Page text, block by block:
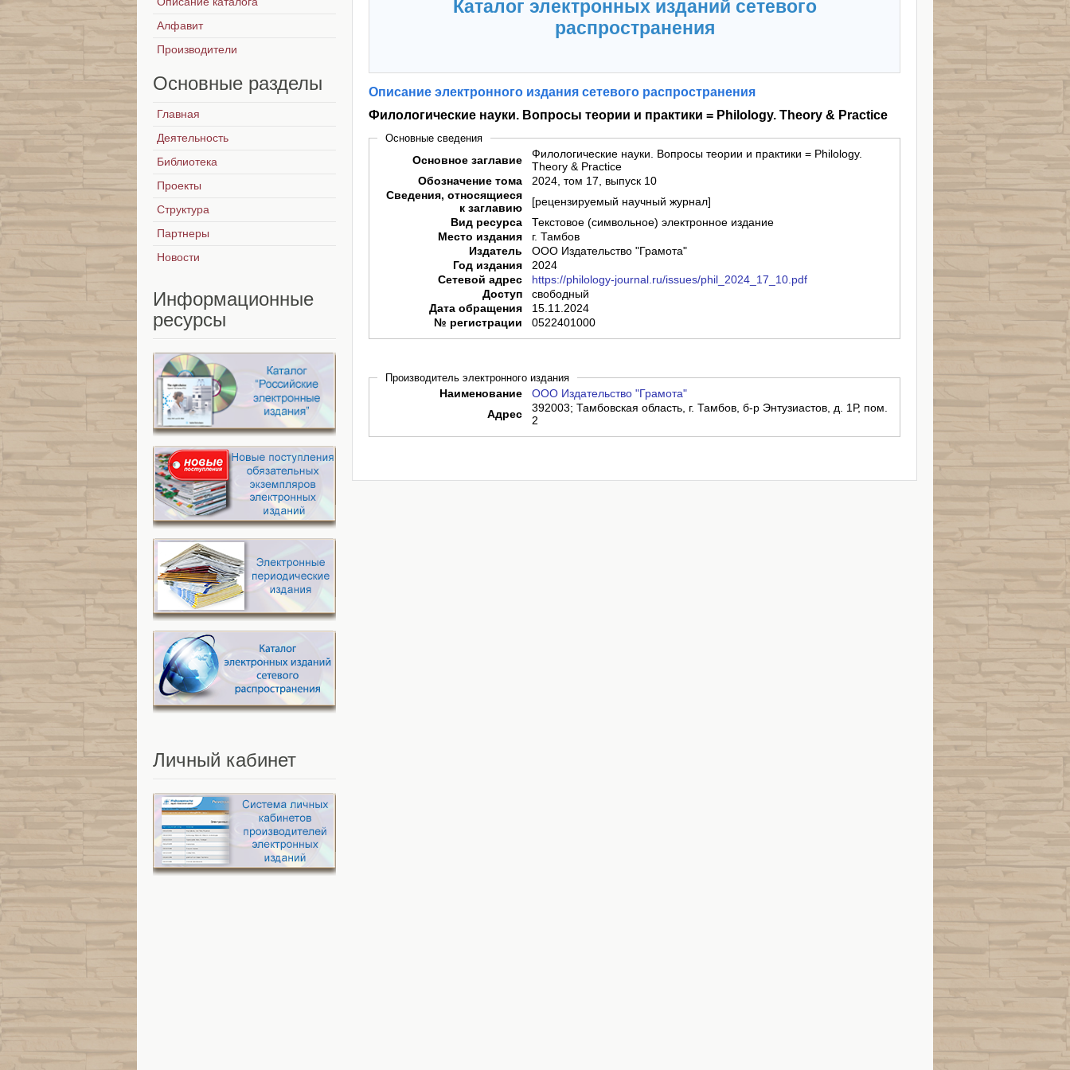
Каталог электронных изданий сетевого
распространения
Описание электронного издания сетевого распространения
Филологические науки. Вопросы теории и практики = Philology. Theory & Practice
Основные сведения
Основное заглавие
Филологические науки. Вопросы теории и практики = Philology.
Theory & Practice
Обозначение тома
2024, том 17, выпуск 10
Сведения, относящиеся
к заглавию
[рецензируемый научный журнал]
Вид ресурса
Текстовое (символьное) электронное издание
Место издания
г. Тамбов
Издатель
ООО Издательство "Грамота"
Год издания
2024
Сетевой адрес
https://philology-journal.ru/issues/phil_2024_17_10.pdf
Доступ
свободный
Дата обращения
15.11.2024
№ регистрации
0522401000
Производитель электронного издания
Наименование
ООО Издательство "Грамота"
Адрес
392003; Тамбовская область, г. Тамбов, б-р Энтузиастов, д. 1Р, пом.
2
Алфавит
Производители
Основные разделы
Главная
Деятельность
Библиотека
Проекты
Структура
Партнеры
Новости
Информационные
ресурсы
Личный кабинет